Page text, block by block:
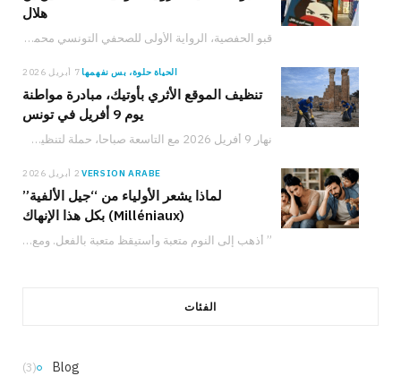
هلال
قبو الحفصية، الرواية الأولى للصحفي التونسي محمد أمين بن هلال، الصادرة عن دار نشر سيريس،…
الحياة حلوة، بس نفهمها 7 أبريل 2026
تنظيف الموقع الأثري بأوتيك، مبادرة مواطنة
يوم 9 أفريل في تونس
نهار 9 أفريل 2026 مع التاسعة صباحا، حملة لتنظيف الموقع الأثري بأوتيك تدعو المواطنين والعائلات والشباب للمشاركة في حماية التراث التونسي والعمل من أجل البيئة.
VERSION ARABE 2 أبريل 2026
لماذا يشعر الأولياء من “جيل الألفية”
(Milléniaux) بكل هذا الإنهاك
” أذهب إلى النوم متعبة وأستيقظ متعبة بالفعل. ومع ذلك، لدي شعور دائم بأنني لا…
الفئات
Blog
(3)